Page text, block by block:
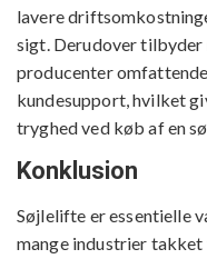
lavere
sigt. Derudover tilbyder
producenter
kundesupport, hvilket
tryghed ved køb af en
Konklusion
Søjlelifte er essentielle
mange industrier